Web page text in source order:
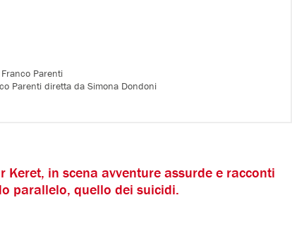
Parenti
Parenti diretta da Simona Dondoni
in scena avventure assurde e racconti
parallelo, quello dei suicidi.